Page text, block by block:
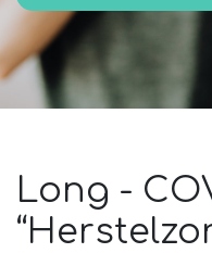
Long -